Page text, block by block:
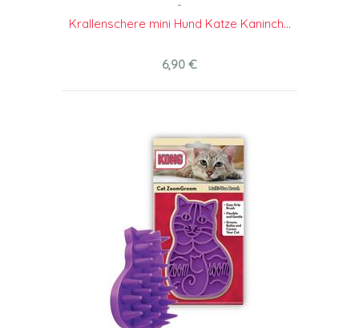
-
Krallenschere mini Hund Katze Kaninch...
6,90 €